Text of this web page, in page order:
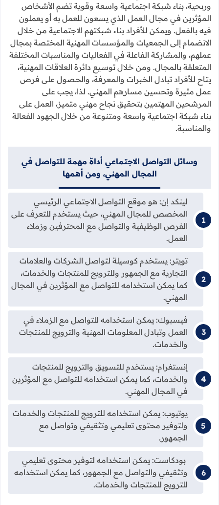
وربحية، بناء شبكة اجتماعية واسعة وقوية تضم الأشخاص
المؤثرين في مجال العمل الذي يسعون للعمل به أو يعملون
فيه بالفعل. ويمكن للأفراد بناء شبكتهم الاجتماعية من خلال
الانضمام إلى الجمعيات والمؤسسات المهنية المختصة بمجال
عملهم، والمشاركة الفاعلة في الفعاليات والمناسبات المختلفة
المتعلقة بالمجال. ومن خلال توسيع دائرة العلاقات المهنية،
يتاح للأفراد تبادل الخبرات والمعرفة، والحصول على فرص
عمل مثيرة وتحسين مسارهم المهني. لذا، يجب على
المرشحين المهتمين بتحقيق نجاح مهني متميز، العمل على
بناء شبكة اجتماعية واسعة ومتنوعة من خلال الجهود الفعالة
والمناسبة.
وسائل التواصل الاجتماعي أداة مهمة للتواصل في
المجال المهني، ومن أهمها
لينكد إن: هو موقع التواصل الاجتماعي الرئيسي
المخصص للمجال المهني، حيث يستخدم للتعرف على
الفرص الوظيفية والتواصل مع المحترفين وزملاء
العمل.
تويتر: يستخدم كوسيلة لتواصل الشركات والعلامات
التجارية مع الجمهور وللترويج للمنتجات والخدمات،
كما يمكن استخدامه للتواصل مع المؤثرين في المجال
المهني.
فيسبوك: يمكن استخدامه للتواصل مع الزملاء في
العمل وتبادل المعلومات المهنية والترويج للمنتجات
والخدمات.
إنستغرام: يستخدم للتسويق والترويج للمنتجات
والخدمات، كما يمكن استخدامه للتواصل مع المؤثرين
في المجال المهني.
يوتيوب: يمكن استخدامه للترويج للمنتجات والخدمات
ولتوفير محتوى تعليمي وتثقيفي وتواصل مع
الجمهور.
بودكاست: يمكن استخدامه لتوفير محتوى تعليمي
وتثقيفي والتواصل مع الجمهور، كما يمكن استخدامه
للترويج للمنتجات والخدمات.